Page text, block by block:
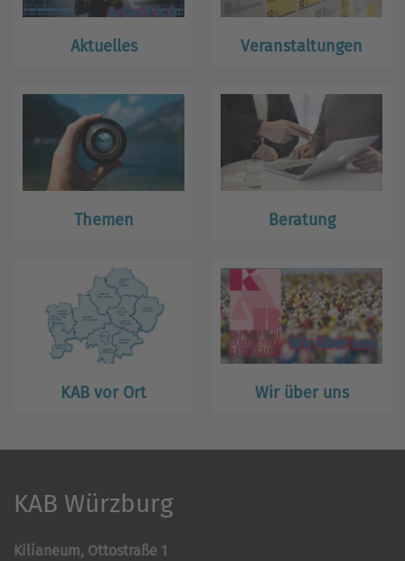
Aktuelles Veranstaltungen
Themen Beratung
KAB vor Ort Wir über uns
KAB Würzburg
Kilianeum, Ottostraße 1